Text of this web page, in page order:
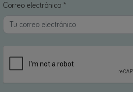
Correo electrónico *